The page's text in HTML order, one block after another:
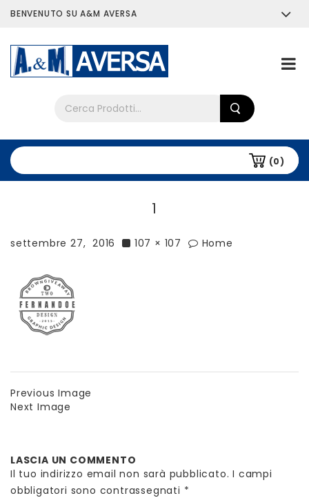
BENVENUTO SU A&M AVERSA
(0)
1
settembre 27, 2016 107 × 107 Home
Previous Image
Next Image
LASCIA UN COMMENTO
Il tuo indirizzo email non sarà pubblicato. I campi
obbligatori sono contrassegnati *